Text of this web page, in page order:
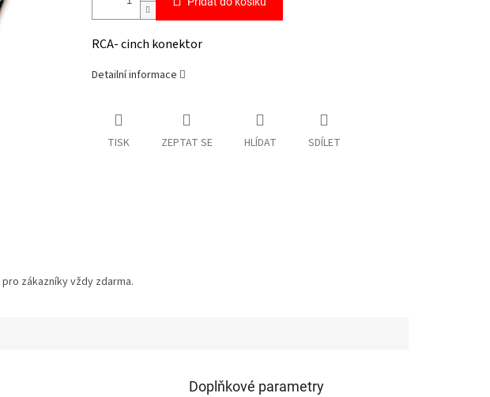
RCA- cinch konektor
Detailní informace
TISK ZEPTAT SE HLÍDAT SDÍLET
zákazníky vždy zdarma.
Doplňkové parametry